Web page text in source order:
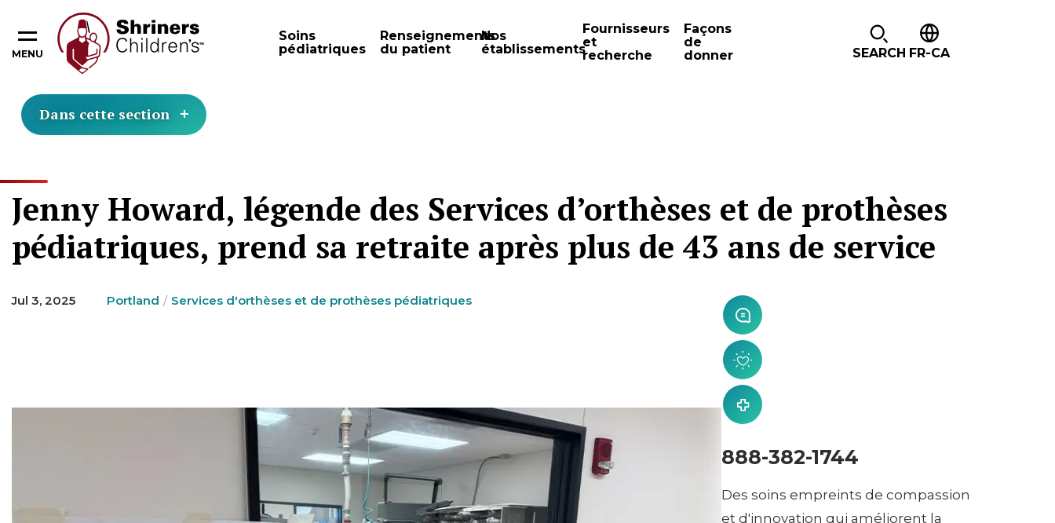
MENU
Soins
pédiatriques
Renseignements
du patient
Nos
établissements
Fournisseurs
et
recherche
Façons
de
donner
SEARCH FR-CA
Dans cette section
Jenny Howard, légende des Services d’orthèses et de prothèses
pédiatriques, prend sa retraite après plus de 43 ans de service
Jul 3, 2025 Portland Services d'orthèses et de prothèses pédiatriques
888-382-1744
Des soins empreints de compassion
et d'innovation qui améliorent la